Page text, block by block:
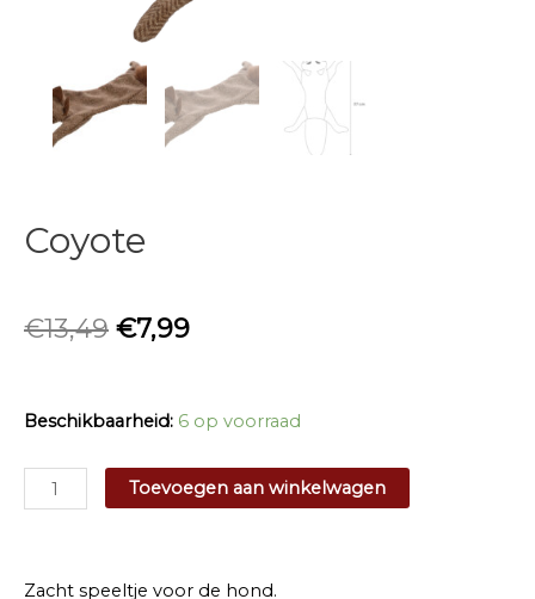
Coyote
€13,49 €7,99
Beschikbaarheid: 6 op voorraad
Coyote
aantal
Toevoegen aan winkelwagen
Zacht speeltje voor de hond.